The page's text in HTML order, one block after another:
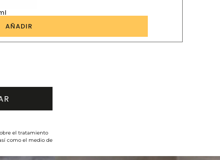
AÑADIR
el tratamiento
como el medio de